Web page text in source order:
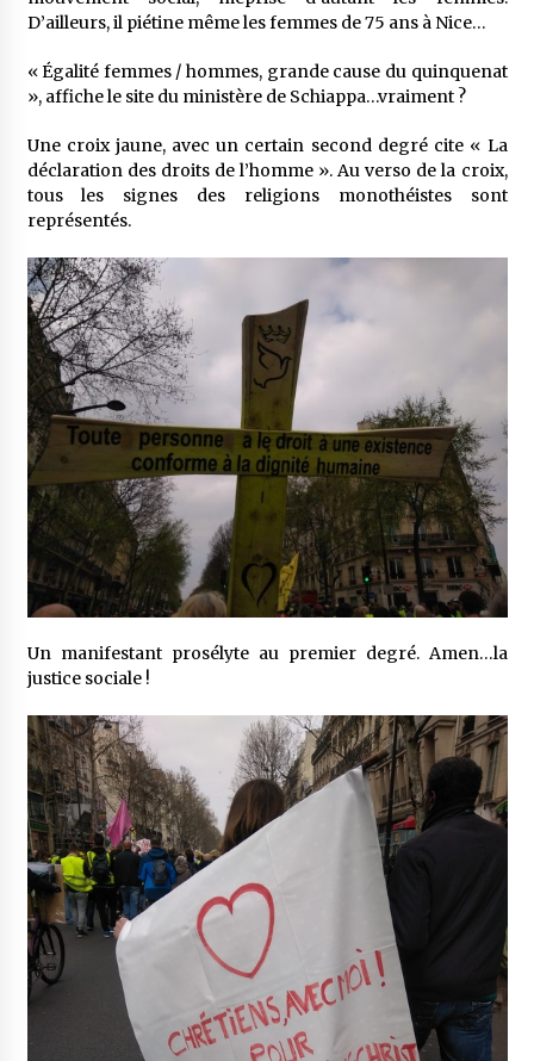
D’ailleurs, il piétine même les femmes de 75 ans à Nice…
« Égalité femmes / hommes, grande cause du quinquenat
», affiche le site du ministère de Schiappa…vraiment ?
Une croix jaune, avec un certain second degré cite « La
déclaration des droits de l’homme ». Au verso de la croix,
tous les signes des religions monothéistes sont
représentés.
Un manifestant prosélyte au premier degré. Amen…la
justice sociale !